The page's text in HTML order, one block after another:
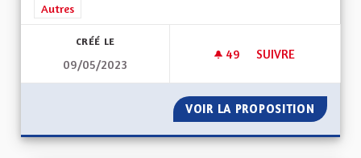
Filtrer les résultats de la catégorie : Autres
Autres
CRÉÉ LE
09/05/2023
49 49 ABONNÉS
SUIVRE
VOIR LA PROPOSITION VOIR